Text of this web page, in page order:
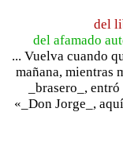
del
del afamado
... Vuelva cuando
mañana, mientras
_brasero_,
«_Don Jorge_,